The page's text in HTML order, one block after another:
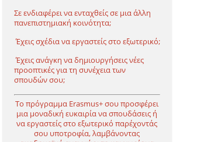
Σε ενδιαφέρει να ενταχθείς σε μια άλλη
πανεπιστημιακή κοινότητα;
Έχεις σχέδια να εργαστείς στο εξωτερικό;
Έχεις ανάγκη να δημιουργήσεις νέες
προοπτικές για τη συνέχεια των
σπουδών σου;
Το πρόγραμμα Erasmus+ σου προσφέρει
μια μοναδική ευκαιρία να σπουδάσεις ή
να εργαστείς στο εξωτερικό παρέχοντάς
σου υποτροφία, λαμβάνοντας